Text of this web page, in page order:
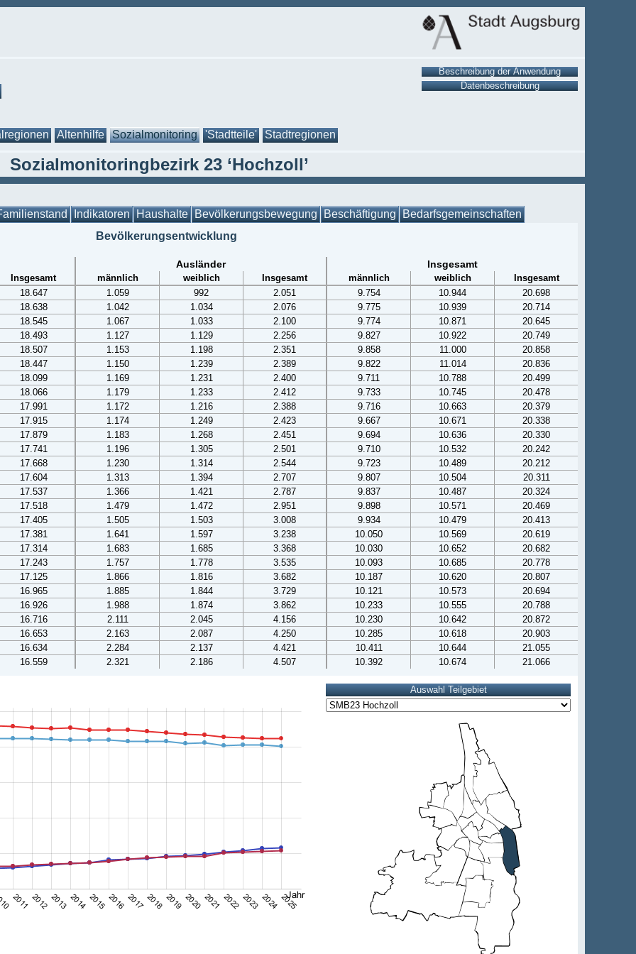
Altenhilfe Sozialmonitoring 'Stadtteile' Stadtregionen
Sozialmonitoringbezirk 23 ‘Hochzoll’
Indikatoren Haushalte Bevölkerungsbewegung Beschäftigung Bedarfsgemeinschaften
Bevölkerungsentwicklung
Ausländer Insgesamt
Insgesamt männlich weiblich Insgesamt männlich weiblich
Insgesamt
18.647
1.059 992 2.051 9.754 10.944
20.698
18.638
1.042 1.034 2.076 9.775 10.939
20.714
18.545
1.067 1.033 2.100 9.774 10.871
20.645
18.493
1.127 1.129 2.256 9.827 10.922
20.749
18.507
1.153 1.198 2.351 9.858 11.000
20.858
18.447
1.150 1.239 2.389 9.822 11.014
20.836
18.099
1.169 1.231 2.400 9.711 10.788
20.499
18.066
1.179 1.233 2.412 9.733 10.745
20.478
17.991
1.172 1.216 2.388 9.716 10.663
20.379
17.915
1.174 1.249 2.423 9.667 10.671
20.338
17.879
1.183 1.268 2.451 9.694 10.636
20.330
17.741
1.196 1.305 2.501 9.710 10.532
20.242
17.668
1.230 1.314 2.544 9.723 10.489
20.212
17.604
1.313 1.394 2.707 9.807 10.504
20.311
17.537
1.366 1.421 2.787 9.837 10.487
20.324
17.518
1.479 1.472 2.951 9.898 10.571
20.469
17.405
1.505 1.503 3.008 9.934 10.479
20.413
17.381
1.641 1.597 3.238 10.050 10.569
20.619
17.314
1.683 1.685 3.368 10.030 10.652
20.682
17.243
1.757 1.778 3.535 10.093 10.685
20.778
17.125
1.866 1.816 3.682 10.187 10.620
20.807
16.965
1.885 1.844 3.729 10.121 10.573
20.694
16.926
1.988 1.874 3.862 10.233 10.555
20.788
16.716
2.111 2.045 4.156 10.230 10.642
20.872
16.653
2.163 2.087 4.250 10.285 10.618
20.903
16.634
2.284 2.137 4.421 10.411 10.644
21.055
16.559
2.321 2.186 4.507 10.392 10.674 21.066